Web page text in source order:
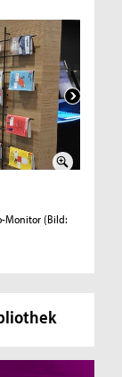
Monitor (Bild: